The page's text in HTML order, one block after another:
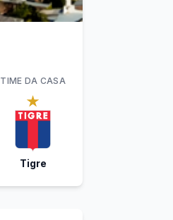
TIME DA CASA
Tigre